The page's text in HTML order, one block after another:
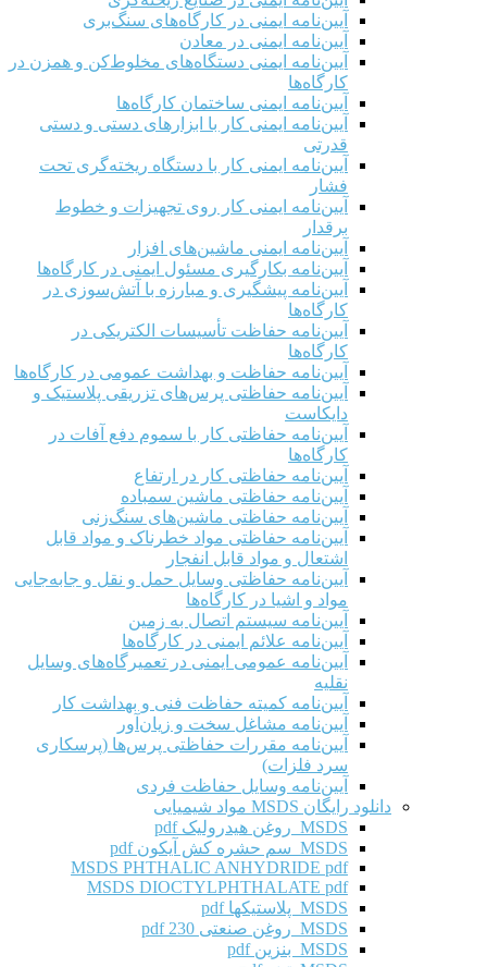
آیین‌نامه ایمنی در کارگاه‌های سنگ‌بری
آیین‌نامه ایمنی در معادن
آیین‌نامه ایمنی دستگاه‌های مخلوط‌کن و همزن در
کارگاه‌ها
آیین‌نامه ایمنی ساختمان کارگاه‌ها
آیین‌نامه ایمنی کار با ابزارهای دستی و دستی
قدرتی
آیین‌نامه ایمنی کار با دستگاه ریخته‌گری تحت
فشار
آیین‌نامه ایمنی کار روی تجهیزات و خطوط
برقدار
آیین‌نامه ایمنی ماشین‌های افزار
آیین‌نامه بکارگیری مسئول ایمنی در کارگاه‌ها
آیین‌نامه پیشگیری و مبارزه با آتش‌سوزی در
کارگاه‌ها
آیین‌نامه حفاظت تأسیسات الکتریکی در
کارگاه‌ها
آیین‌نامه حفاظت و بهداشت عمومی در کارگاه‌ها
آیین‌نامه حفاظتی پرس‌های تزریقی پلاستیک و
دایکاست
آیین‌نامه حفاظتی کار با سموم دفع آفات در
کارگاه‌ها
آیین‌نامه حفاظتی کار در ارتفاع
آیین‌نامه حفاظتی ماشین سمباده
آیین‌نامه حفاظتی ماشین‌های سنگ‌زنی
آیین‌نامه حفاظتی مواد خطرناک و مواد قابل
اشتعال و مواد قابل انفجار
آیین‌نامه حفاظتی وسایل حمل و نقل و جابه‌جایی
مواد و اشیا در کارگاه‌ها
آیین‌نامه سیستم اتصال به زمین
آیین‌نامه علائم ایمنی در کارگاه‌ها
آیین‌نامه عمومی ایمنی در تعمیرگاه‌های وسایل
نقلیه
آیین‌نامه کمیته حفاظت فنی و بهداشت کار
آیین‌نامه مشاغل سخت و زیان‌آور
آیین‌نامه مقررات حفاظتی پرس‌ها (پرسکاری
سرد فلزات)
آیین‌نامه وسایل حفاظت فردی
دانلود رایگان MSDS مواد شیمیایی
MSDS روغن هیدرولیک pdf
MSDS سم حشره کش آیکون pdf
MSDS PHTHALIC ANHYDRIDE pdf
MSDS DIOCTYLPHTHALATE pdf
MSDS پلاستیکها pdf
MSDS روغن صنعتی 230 pdf
MSDS بنزین pdf